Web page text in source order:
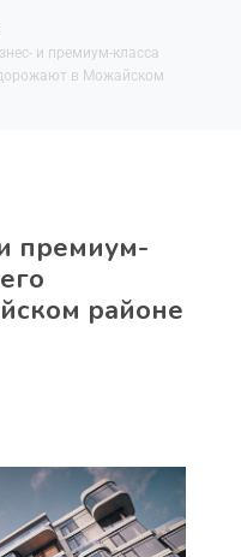
и премиум-класса
в Можайском
премиум-
районе